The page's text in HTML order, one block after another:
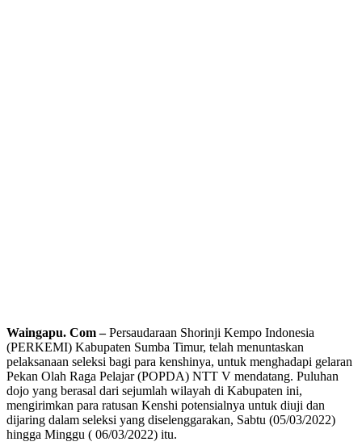
Waingapu. Com –Persaudaraan Shorinji Kempo Indonesia
(PERKEMI) Kabupaten Sumba Timur, telah menuntaskan
pelaksanaan seleksi bagi para kenshinya, untuk menghadapi gelaran
Pekan Olah Raga Pelajar (POPDA) NTT V mendatang. Puluhan
dojo yang berasal dari sejumlah wilayah di Kabupaten ini,
mengirimkan para ratusan Kenshi potensialnya untuk diuji dan
dijaring dalam seleksi yang diselenggarakan, Sabtu (05/03/2022)
hingga Minggu ( 06/03/2022) itu.